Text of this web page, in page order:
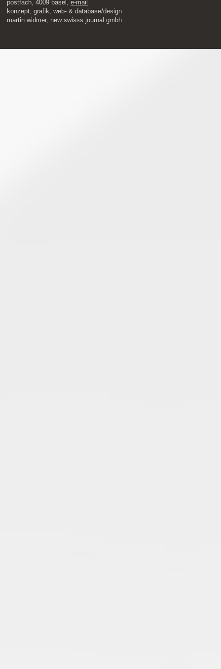
postfach, 4009 basel, e-mail
​konzept, grafik, web- & database/design
martin widmer, new swisss journal gmbh